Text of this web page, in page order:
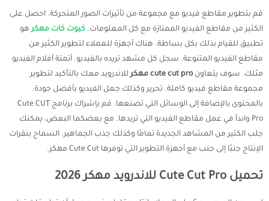
قم بتطوير مقاطع فيديو مع مجموعة من تأثيرات الصور المتحركة. احصل على
الكثير من مقاطع الفيديو الممتازة مع كل المعلومات. كيوت كات مهكرهو
تطبيق للقيام بذلك بكل بساطة. هناك أجهزة للعملاء لتطوير الكثير من
مقاطع الفيديو المتنوعة. سجل كل مشهد تريده بالفيديو. أتمتة أفلام الفيديو
مثلك. سوف يتعاونcute cut pro مهكر
للاندرويد معك بالتأكيد لتطوير
مجموعة مقاطع فيديو كاملة. تحرير وكذلك جعل الفيديو بأفضل جودة.
بالمحتوى بالإضافة إلى الوسائل التي تصنعها. قم بإشراك برنامج Cute CUT
Pro وابدأ في عمل مقاطع الفيديو التي تريدها. مع بعضكما البعض، يمكنك
جلب الكثير من المشاهد الجديدة تمامًا وكذلك جذب الجماهير. السماح بنقرات
الإنتاج جنبًا إلى جنب مع أجهزة التطوير التي توفرها Cute Cut مهكر.
تحميل Cute Cut Pro للاندرويد مهكر 2026